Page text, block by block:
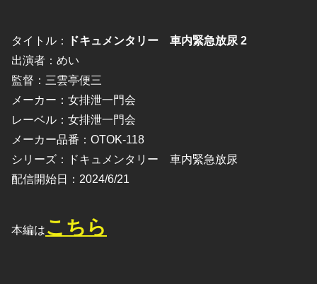
タイトル：
ドキュメンタリー 車内緊急放尿 2
出演者：めい
監督：三雲亭便三
メーカー：女排泄一門会
レーベル：女排泄一門会
メーカー品番：OTOK-118
シリーズ：ドキュメンタリー 車内緊急放尿
配信開始日：2024/6/21
本編は こちら